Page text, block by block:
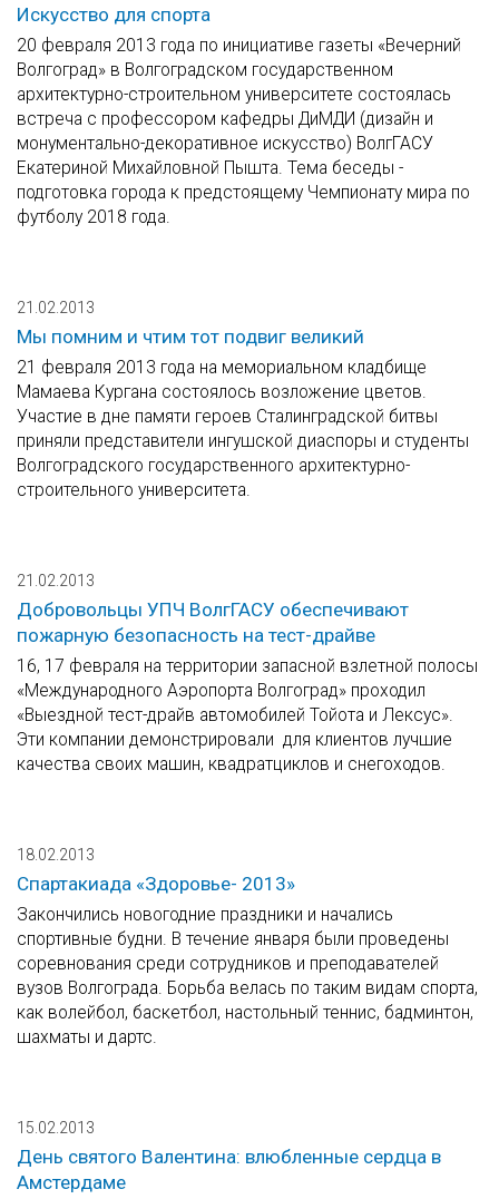
Искусство для спорта
20 февраля 2013 года по инициативе газеты «Вечерний
Волгоград» в Волгоградском государственном
архитектурно-строительном университете состоялась
встреча с профессором кафедры ДиМДИ (дизайн и
монументально-декоративное искусство) ВолгГАСУ
Екатериной Михайловной Пышта. Тема беседы -
подготовка города к предстоящему Чемпионату мира по
футболу 2018 года.
21.02.2013
Мы помним и чтим тот подвиг великий
21 февраля 2013 года на мемориальном кладбище
Мамаева Кургана состоялось возложение цветов.
Участие в дне памяти героев Сталинградской битвы
приняли представители ингушской диаспоры и студенты
Волгоградского государственного архитектурно-
строительного университета.
21.02.2013
Добровольцы УПЧ ВолгГАСУ обеспечивают
пожарную безопасность на тест-драйве
16, 17 февраля на территории запасной взлетной полосы
«Международного Аэропорта Волгоград» проходил
«Выездной тест-драйв автомобилей Тойота и Лексус».
Эти компании демонстрировали для клиентов лучшие
качества своих машин, квадратциклов и снегоходов.
18.02.2013
Спартакиада «Здоровье- 2013»
Закончились новогодние праздники и начались
спортивные будни. В течение января были проведены
соревнования среди сотрудников и преподавателей
вузов Волгограда. Борьба велась по таким видам спорта,
как волейбол, баскетбол, настольный теннис, бадминтон,
шахматы и дартс.
15.02.2013
День святого Валентина: влюбленные сердца в
Амстердаме